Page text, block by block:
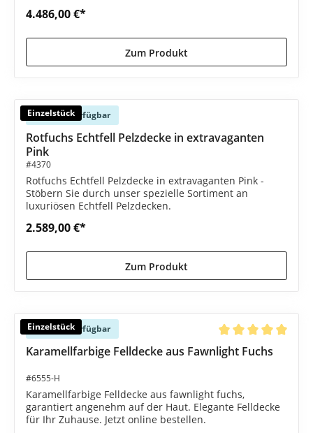
4.486,00 €*
Zum Produkt
Einzelstück
Sofort verfügbar
Rotfuchs Echtfell Pelzdecke in extravaganten
Pink
#4370
Rotfuchs Echtfell Pelzdecke in extravaganten Pink -
Stöbern Sie durch unser spezielle Sortiment an
luxuriösen Echtfell Pelzdecken.
2.589,00 €*
Zum Produkt
Einzelstück
Sofort verfügbar
Durchschnittliche
Karamellfarbige Felldecke aus Fawnlight Fuchs
#6555-H
Karamellfarbige Felldecke aus fawnlight fuchs,
garantiert angenehm auf der Haut. Elegante Felldecke
für Ihr Zuhause. Jetzt online bestellen.